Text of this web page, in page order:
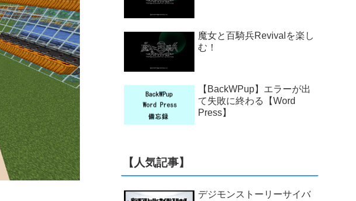
魔女と百騎兵Revivalを楽し
む！
【BackWPup】エラーが出
て失敗に終わる【Word
Press】
【人気記事】
デジモンストーリーサイバ